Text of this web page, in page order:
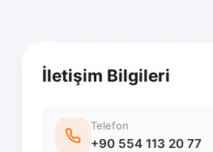
İletişim Bilgileri
Telefon
+90 554 113 20 77